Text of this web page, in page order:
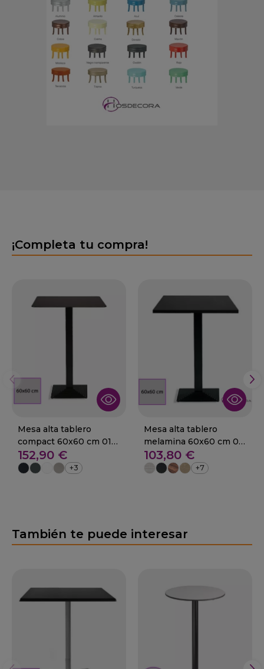
¡Completa tu compra!
Mesa alta tablero
compact 60x60 cm 01-
Artana
152,90 €
+3
Mesa alta tablero
melamina 60x60 cm 01-
ARTANA
103,80 €
+7
También te puede interesar